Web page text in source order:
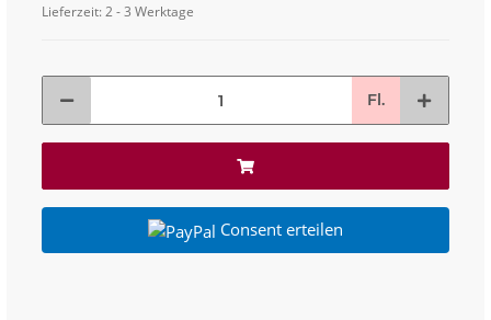
Lieferzeit:2 - 3 Werktage
Fl.
Consent erteilen